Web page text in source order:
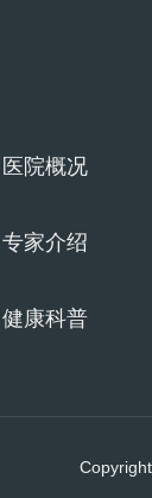
医院概况
专家介绍
健康科普